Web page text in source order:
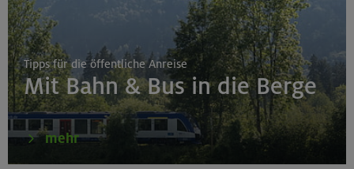
Tipps für die öffentliche Anreise
Mit Bahn & Bus in die Berge
mehr